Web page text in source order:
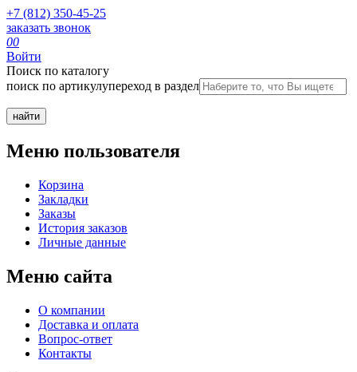
+7 (812) 350-45-25
заказать звонок
00
Войти
Поиск по каталогу
поиск по артикулупереход в раздел
Меню пользователя
Корзина
Закладки
Заказы
История заказов
Личные данные
Меню сайта
О компании
Доставка и оплата
Вопрос-ответ
Контакты